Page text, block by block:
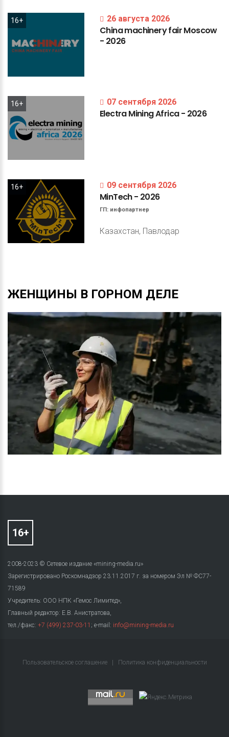
16+ 26 августа 2026
ChinamachineryfairMoscow
- 2026
16+ 07 сентября 2026
ElectraMiningAfrica- 2026
16+ 09 сентября 2026
MinTech- 2026
ГП: инфопартнер
Казахстан, Павлодар
ЖЕНЩИНЫ В ГОРНОМ ДЕЛЕ
2008-2023 © Сетевое издание «mining-media.ru»
Зарегистрировано Роскомнадзор 23.11.2017 г. за номером Эл № ФС77-
71589
Учредитель: ООО НПК «Гемос Лимитед»,
Главный редактор: Е.В. Анистратова,
тел./факс: +7 (499) 237-03-11 ; e-mail: info@mining-media.ru
Пользовательское соглашение Политика конфиденциальности